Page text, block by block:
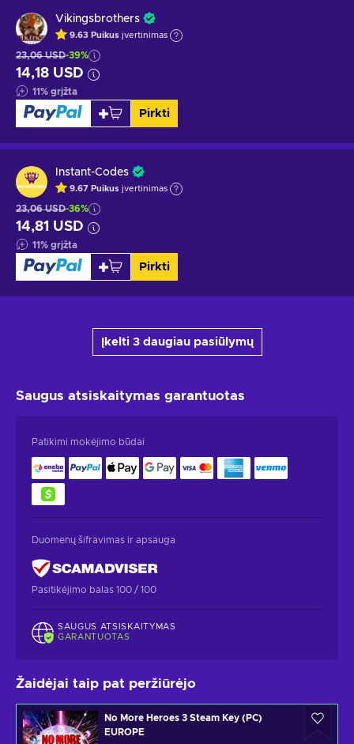
Vikingsbrothers
9.63 Puikus įvertinimas
23,06 USD-39%
14,18 USD
11% grįžta
Pirkti
Instant-Codes
9.67 Puikus įvertinimas
23,06 USD-36%
14,81 USD
11% grįžta
Pirkti
Įkelti 3 daugiau pasiūlymų
Saugus atsiskaitymas garantuotas
Patikimi mokėjimo būdai
Duomenų šifravimas ir apsauga
Pasitikėjimo balas 100 / 100
SAUGUS ATSISKAITYMAS
GARANTUOTAS
Žaidėjai taip pat peržiūrėjo
No More Heroes 3 Steam Key (PC)
EUROPE